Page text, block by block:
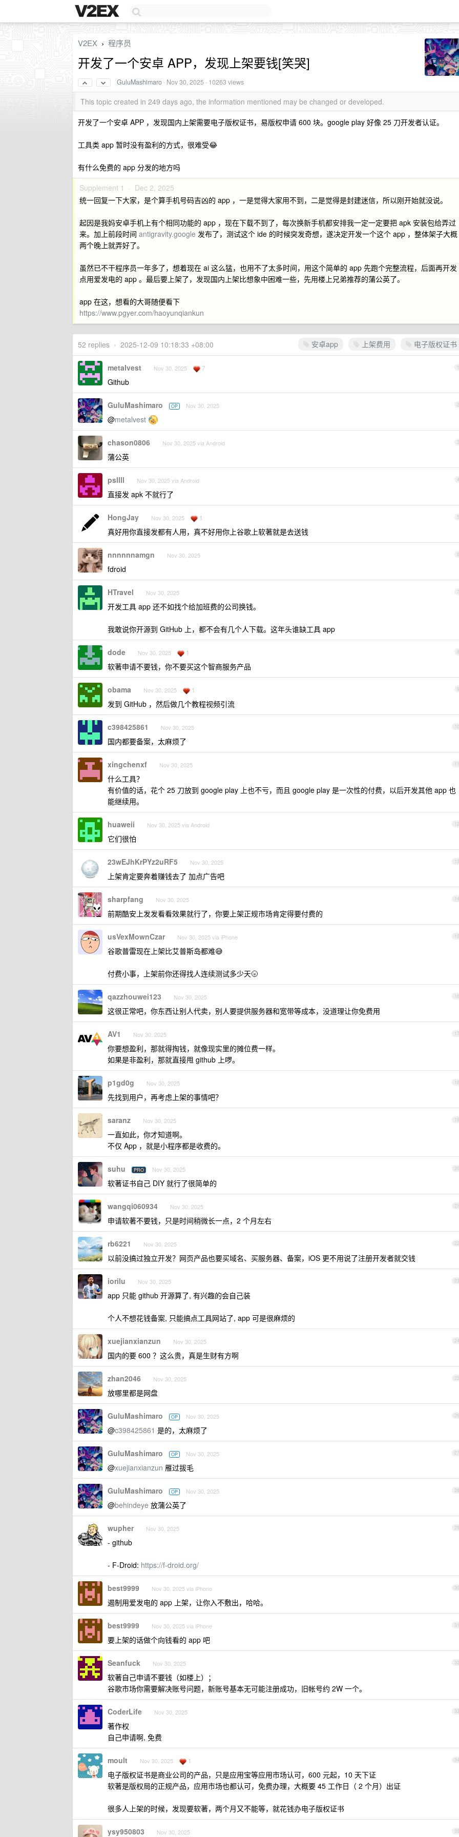
V2EX › 程序员
开发了一个安卓 APP，发现上架要钱[笑哭]
GuluMashimaro · Nov 30, 2025 · 10263 views
This topic created in 249 days ago, the information mentioned may be changed or developed.
开发了一个安卓 APP ，发现国内上架需要电子版权证书，易版权申请 600 块。google play 好像 25 刀开发者认证。
工具类 app 暂时没有盈利的方式，很难受😂
有什么免费的 app 分发的地方吗
Supplement 1 · Dec 2, 2025
统一回复一下大家，是个算手机号码吉凶的 app ，一是觉得大家用不到，二是觉得是封建迷信，所以刚开始就没说。
起因是我妈安卓手机上有个相同功能的 app ，现在下载不到了，每次换新手机都安排我一定一定要把 apk 安装包给弄过
来。加上前段时间 antigravity.google 发布了，测试这个 ide 的时候突发奇想，遂决定开发一个这个 app ，整体架子大概
两个晚上就弄好了。
虽然已不干程序员一年多了，想着现在 ai 这么猛，也用不了太多时间，用这个简单的 app 先跑个完整流程，后面再开发
点用爱发电的 app 。最后要上架了，发现国内上架比想象中困难一些，先用楼上兄弟推荐的蒲公英了。
app 在这，想看的大哥随便看下
https://www.pgyer.com/haoyunqiankun
安卓app 上架费用 电子版权证书
52 replies • 2025-12-09 10:18:33 +08:00
1
metalvest Nov 30, 2025 7
Github
2
GuluMashimaro OP Nov 30, 2025
@metalvest
3
chason0806 Nov 30, 2025 via Android
蒲公英
4
psllll Nov 30, 2025 via Android
直接发 apk 不就行了
5
HongJay Nov 30, 2025 1
真好用你直接发都有人用，真不好用你上谷歌上软著就是去送钱
6
nnnnnnamgn Nov 30, 2025
fdroid
7
HTravel Nov 30, 2025
开发工具 app 还不如找个给加班费的公司换钱。
我敢说你开源到 GitHub 上，都不会有几个人下载。这年头谁缺工具 app
8
dode Nov 30, 2025 1
软著申请不要钱，你不要买这个智商服务产品
9
obama Nov 30, 2025 1
发到 GitHub ，然后做几个教程视频引流
10
c398425861 Nov 30, 2025
国内都要备案，太麻烦了
11
xingchenxf Nov 30, 2025
什么工具？
有价值的话，花个 25 刀放到 google play 上也不亏，而且 google play 是一次性的付费，以后开发其他 app 也
能继续用。
12
huaweii Nov 30, 2025 via Android
它们很怕
13
23wEJhKrPYz2uRF5 Nov 30, 2025
上架肯定要奔着赚钱去了 加点广告吧
14
sharpfang Nov 30, 2025
前期酷安上发发看看效果就行了，你要上架正规市场肯定得要付费的
15
usVexMownCzar Nov 30, 2025 via iPhone
谷歌普雷现在上架比艾普斯岛都难😅
付费小事，上架前你还得找人连续测试多少天🌝
16
qazzhouwei123 Nov 30, 2025
这很正常吧，你东西让别人代卖，别人要提供服务器和宽带等成本，没道理让你免费用
17
AV1 Nov 30, 2025
你要想盈利，那就得掏钱，就像现实里的摊位费一样。
如果是非盈利，那就直接甩 github 上啰。
18
p1gd0g Nov 30, 2025
先找到用户，再考虑上架的事情吧？
19
saranz Nov 30, 2025
一直如此，你才知道啊。
不仅 App ，就是小程序都是收费的。
20
suhu PRO Nov 30, 2025
软著证书自己 DIY 就行了很简单的
21
wangqi060934 Nov 30, 2025
申请软著不要钱，只是时间稍微长一点，2 个月左右
22
rb6221 Nov 30, 2025
以前没搞过独立开发？网页产品也要买域名、买服务器、备案，iOS 更不用说了注册开发者就交钱
23
iorilu Nov 30, 2025
app 只能 github 开源算了, 有兴趣的会自己装
个人不想花钱备案, 只能搞点工具网站了, app 可是很麻烦的
24
xuejianxianzun Nov 30, 2025
国内的要 600 ？这么贵，真是生财有方啊
25
zhan2046 Nov 30, 2025
放哪里都是网盘
26
GuluMashimaro OP Nov 30, 2025
@c398425861 是的，太麻烦了
27
GuluMashimaro OP Nov 30, 2025
@xuejianxianzun 雁过拔毛
28
GuluMashimaro OP Nov 30, 2025
@behindeye 放蒲公英了
29
wupher Nov 30, 2025
- github
- F-Droid: https://f-droid.org/
30
best9999 Nov 30, 2025 via iPhone
遏制用爱发电的 app 上架，让你入不敷出，哈哈。
31
best9999 Nov 30, 2025 via iPhone
要上架的话做个向钱看的 app 吧
32
Seanfuck Nov 30, 2025
软著自己申请不要钱（如楼上）；
谷歌市场你需要解决账号问题，新账号基本无可能注册成功，旧帐号约 2W 一个。
33
CoderLife Nov 30, 2025
著作权
自己申请啊, 免费
34
moult Nov 30, 2025 1
电子版权证书是商业公司的产品，只是应用宝等应用市场认可，600 元起，10 天下证
软著是版权局的正规产品，应用市场也都认可，免费办理，大概要 45 工作日（ 2 个月）出证
很多人上架的时候，发现要软著，两个月又不能等，就花钱办电子版权证书
35
ysy950803 Nov 30, 2025